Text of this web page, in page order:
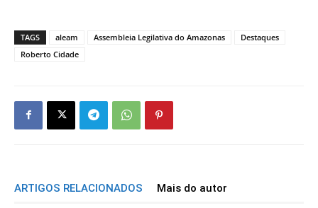
TAGS aleam Assembleia Legilativa do Amazonas
Destaques
Roberto Cidade
ARTIGOS RELACIONADOS Mais do autor